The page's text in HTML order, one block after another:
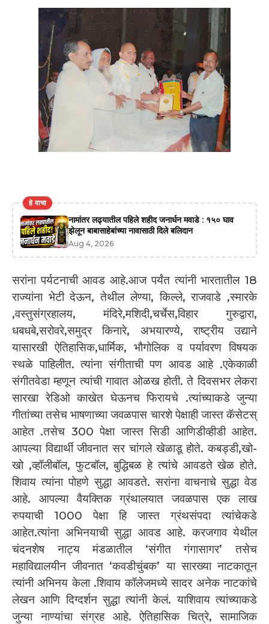
हे वाचा
नामांतर लढ्यातील पहिले शहीद जनार्धन मवाडे : १५० घाव
झेलून बाबासाहेबांच्या नावासाठी दिले बलिदान
Aug 4, 2026
सरांना पर्यटनाची आवड आहे.आज पर्यंत त्यांनी भारतातील 18
राज्यांना भेटी देऊन, तेथील लेण्या, किल्ले, राजवाडे ,स्मारके
,वस्तुसंग्रहालय, मंदिरे,मशिदी,चर्चेस,विहार गुरुद्वारा,
धबधबे,सरोवरे,समुद्र किनारे, अभयारण्ये, राष्ट्रीय उद्याने
यासारखी ऐतिहासिक,धार्मिक, भौगोलिक व पर्यावरण विषयक
स्थळे पाहिलीत. त्यांना संगीताची पण आवड आहे .एकेकाळी
संगीतवेडा म्हणून त्यांची गावात ओळख होती. ते दिवसभर लेकरा
सारखा रेडिओ काखेत घेऊनच फिरायचे .त्यांच्याकडे जुन्या
गीतांच्या तसेच भाषणाच्या जवळपास चारशे पेक्षाही जास्त कॅसेटस्
आहेत .तसेच 300 पेक्षा जास्त सिडी आणिडीव्हीडी आहेत.
आपल्या विद्यार्थी जीवनात सर चांगले खेळाडू होते. कबड्डी,खो-
खो ,व्हॉलीबॉल, फुटबॉल, बुद्धिबळ हे त्यांचे आवडते खेळ होते.
शिवाय त्यांना पोहणे सुद्धा आवडते. सरांना वाचनाचे सुद्धा वेड
आहे. आपल्या वैयक्तिक ग्रंथालयात जवळपास एक लाख
रुपयाची 1000 पेक्षा हि जास्त ग्रंथसंपदा त्यांचेकडे
आहेत.त्यांना अभिनयाची सुद्धा आवड आहे. करजगाव येथील
चंदनशेष नाट्य मंडळातील ‘संगीत गंगासागर’ तसेच
महाविद्यालयीन जीवनात ‘कवडीचुंबक’ या सारख्या नाटकातून
त्यांनी अभिनय केला .शिवाय कॉलेजमध्ये सादर अनेक नाटकांचे
लेखन आणि दिग्दर्शन सुद्धा त्यांनी केलं. याशिवाय त्यांच्याकडे
जुन्या नाण्यांचा संग्रह आहे. ऐतिहासिक चित्रे, सामाजिक